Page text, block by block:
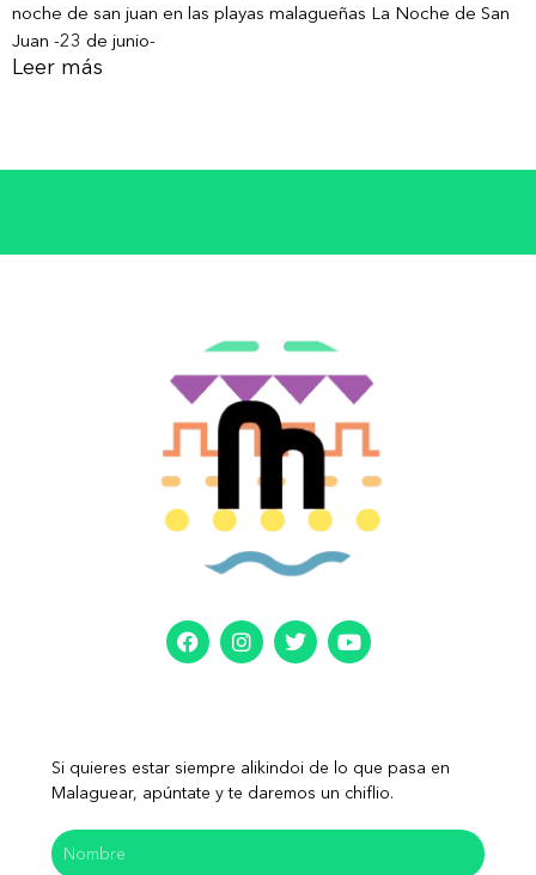
noche de san juan en las playas malagueñas La Noche de San
Juan -23 de junio-
Leer más
Si quieres estar siempre alikindoi de lo que pasa en
Malaguear, apúntate y te daremos un chiflio.